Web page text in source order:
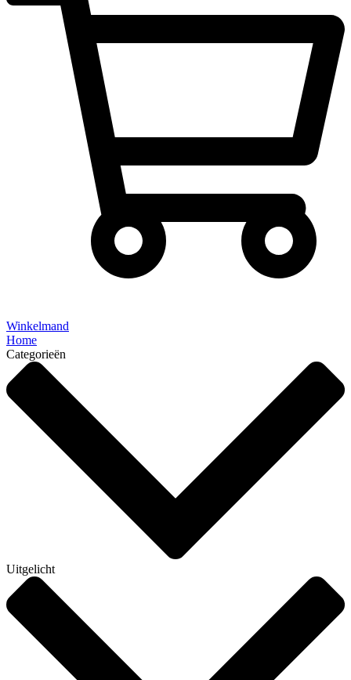
Winkelmand
Home
Categorieën
Uitgelicht